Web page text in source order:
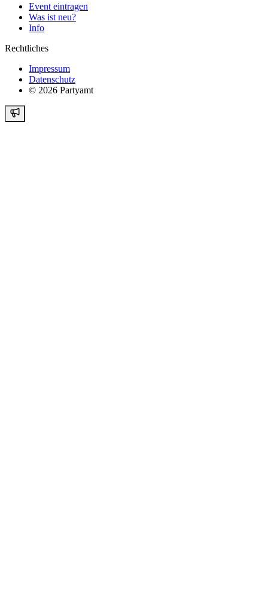
Event eintragen
Was ist neu?
Info
Rechtliches
Impressum
Datenschutz
© 2026 Partyamt